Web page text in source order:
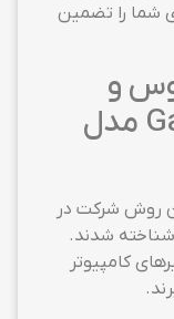
شما را تضمین
و
کیبورد گیمینگ Gamesir مدل
روش شرکت در
شدند.
کامپیوتر